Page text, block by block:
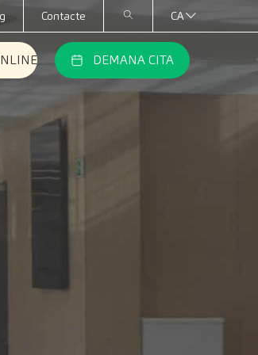
Contacte CA
DEMANA CITA